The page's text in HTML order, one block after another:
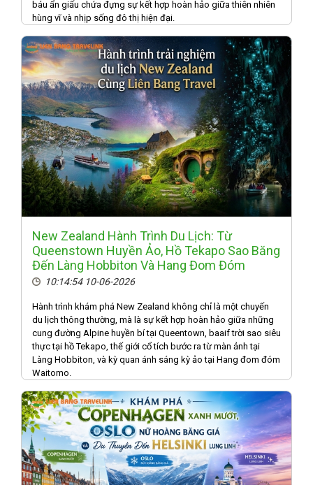
báu ẩn giấu chứa đựng sự kết hợp hoàn hảo giữa thiên nhiên
hùng vĩ và nhịp sống đô thị hiện đại.
New Zealand Hành Trình Du Lịch: Từ
Queenstown Huyền Ảo, Hồ Tekapo Sao Băng
Đến Làng Hobbiton Và Hang Đom Đóm
10:14:54 10-06-2026
Hành trình khám phá New Zealand không chỉ là một chuyến
du lịch thông thường, mà là sự kết hợp hoàn hảo giữa những
cung đường Alpine huyền bí tại Queentown, baaif trời sao siêu
thực tại hồ Tekapo, thế giới cổ tích bước ra từ màn ảnh tại
Làng Hobbiton, và kỳ quan ánh sáng kỳ ảo tại Hang đom đóm
Waitomo.